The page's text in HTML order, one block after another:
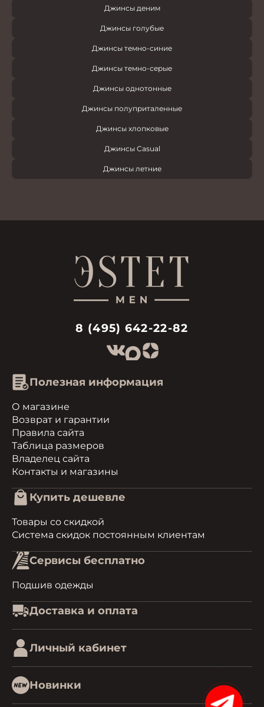
Джинсы деним
Джинсы голубые
Джинсы темно-синие
Джинсы темно-серые
Джинсы однотонные
Джинсы полуприталенные
Джинсы хлопковые
Джинсы Casual
Джинсы летние
8 (495) 642-22-82
Полезная информация
О магазине
Возврат и гарантии
Правила сайта
Таблица размеров
Владелец сайта
Контакты и магазины
Купить дешевле
Товары со скидкой
Система скидок постоянным клиентам
Сервисы бесплатно
Подшив одежды
Доставка и оплата
Личный кабинет
Новинки